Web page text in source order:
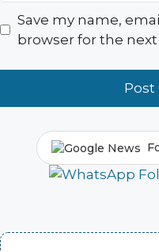
Save my name,
browser for the